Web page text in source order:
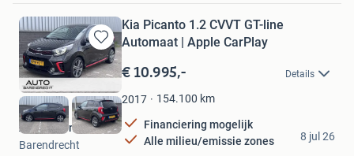
Bewaren
in
Mijn
Favorieten
Kia Picanto 1.2 CVVT GT-line
Automaat | Apple CarPlay
€ 10.995,- Details
2017 154.100 km
Financiering mogelijk
Alle milieu/emissie zones
Auto Barendrecht
Barendrecht
8 jul 26